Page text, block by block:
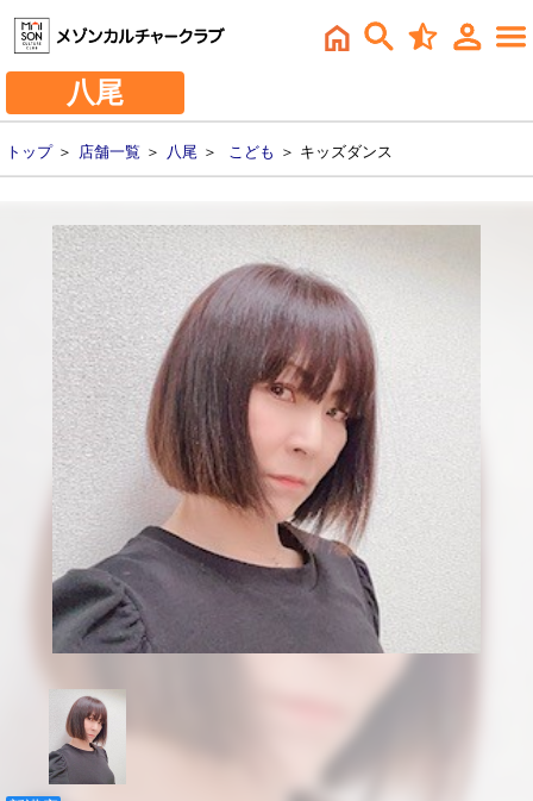
八尾
トップ＞ 店舗一覧 ＞ 八尾 ＞ こども ＞ キッズダンス